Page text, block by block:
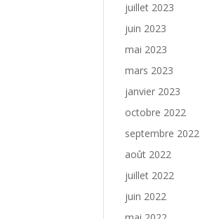
juillet 2023
juin 2023
mai 2023
mars 2023
janvier 2023
octobre 2022
septembre 2022
août 2022
juillet 2022
juin 2022